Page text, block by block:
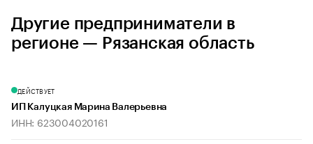
Другие предприниматели в
регионе — Рязанская область
ДЕЙСТВУЕТ
ИП Калуцкая Марина Валерьевна
ИНН: 623004020161